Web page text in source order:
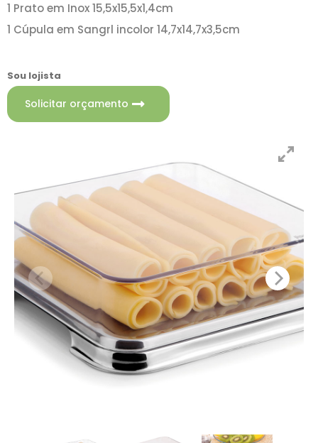
1 Prato em Inox 15,5x15,5x1,4cm
1 Cúpula em Sangrl incolor 14,7x14,7x3,5cm
Sou lojista
Solicitar orçamento